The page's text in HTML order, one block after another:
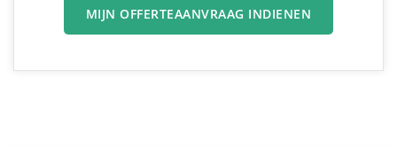
MIJN OFFERTEAANVRAAG INDIENEN